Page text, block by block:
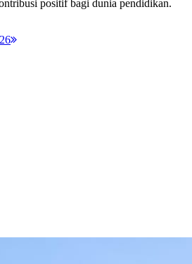
positif bagi dunia pendidikan.